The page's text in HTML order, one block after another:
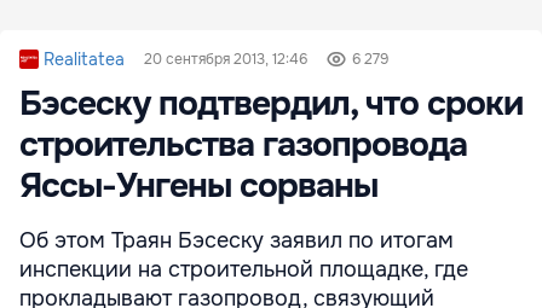
Realitatea 20 сентября 2013, 12:46 6 279
Бэсеску подтвердил, что сроки
строительства газопровода
Яссы-Унгены сорваны
Об этом Траян Бэсеску заявил по итогам
инспекции на строительной площадке, где
прокладывают газопровод, связующий